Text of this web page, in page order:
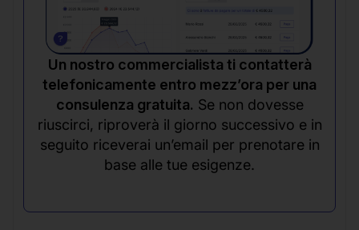
Un nostro commercialista ti contatterà
telefonicamente entro mezz’ora per una
consulenza gratuita. Se non dovesse
riuscirci, riproverà il giorno successivo e in
seguito riceverai un’email per prenotare in
base alle tue esigenze.